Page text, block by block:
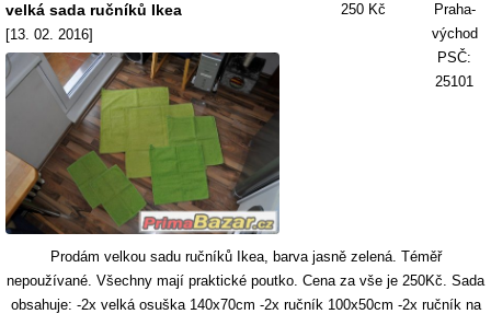
velká sada ručníků Ikea
[13. 02. 2016]
250 Kč
Praha-
východ
PSČ:
25101
Prodám velkou sadu ručníků Ikea, barva jasně zelená. Téměř
nepoužívané. Všechny mají praktické poutko. Cena za vše je 250Kč. Sada
obsahuje: -2x velká osuška 140x70cm -2x ručník 100x50cm -2x ručník na